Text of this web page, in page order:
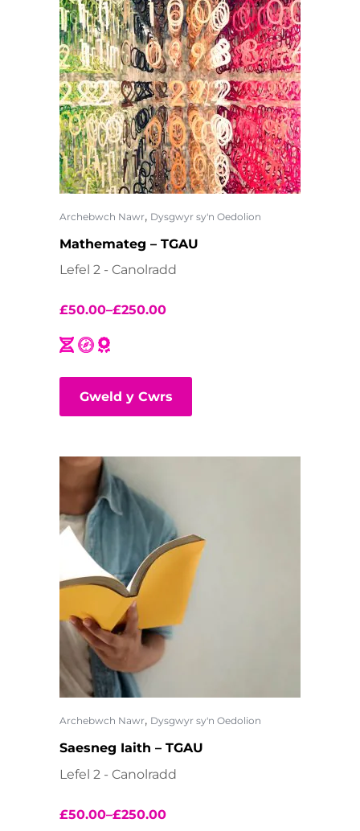
Archebwch Nawr, Dysgwyr sy'n Oedolion
Mathemateg – TGAU
Lefel 2 - Canolradd
£50.00–£250.00
Gweld y Cwrs
Archebwch Nawr, Dysgwyr sy'n Oedolion
Saesneg Iaith – TGAU
Lefel 2 - Canolradd
£50.00–£250.00